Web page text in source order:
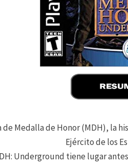
Medalla de Honor (MDH), la
Ejército de los
Underground tiene lugar